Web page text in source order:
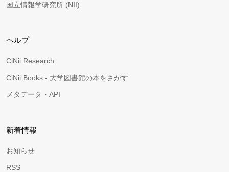
国立情報学研究所 (NII)
ヘルプ
CiNii Research
CiNii Books - 大学図書館の本をさがす
メタデータ・API
新着情報
お知らせ
RSS